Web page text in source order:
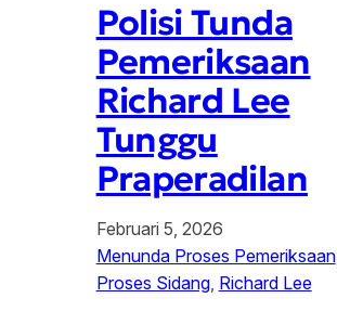
Polisi Tunda
Pemeriksaan
Richard Lee
Tunggu
Praperadilan
Februari 5, 2026
Menunda Proses Pemeriksaan
Proses Sidang, Richard Lee